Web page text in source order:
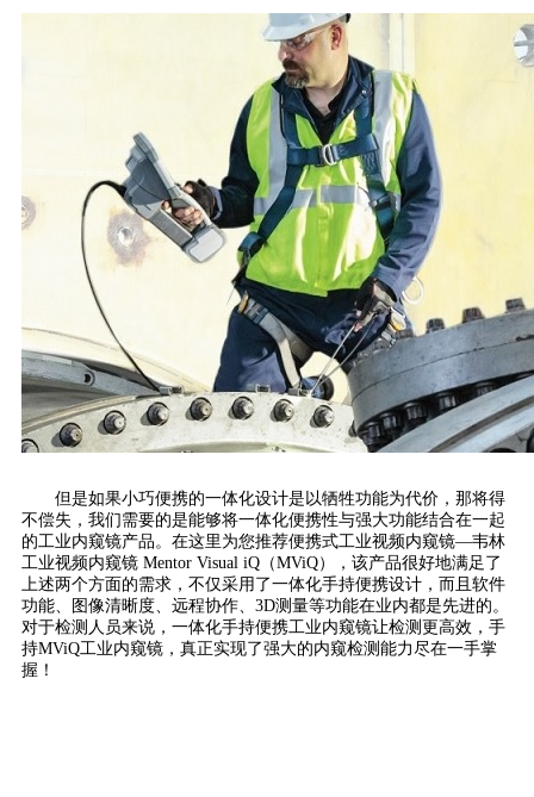
但是如果小巧便携的一体化设计是以牺牲功能为代价，那将得
不偿失，我们需要的是能够将一体化便携性与强大功能结合在一起
的工业内窥镜产品。在这里为您推荐便携式工业视频内窥镜—韦林
工业视频内窥镜 Mentor Visual iQ（MViQ），该产品很好地满足了
上述两个方面的需求，不仅采用了一体化手持便携设计，而且软件
功能、图像清晰度、远程协作、3D测量等功能在业内都是先进的。
对于检测人员来说，一体化手持便携工业内窥镜让检测更高效，手
持MViQ工业内窥镜，真正实现了强大的内窥检测能力尽在一手掌
握！